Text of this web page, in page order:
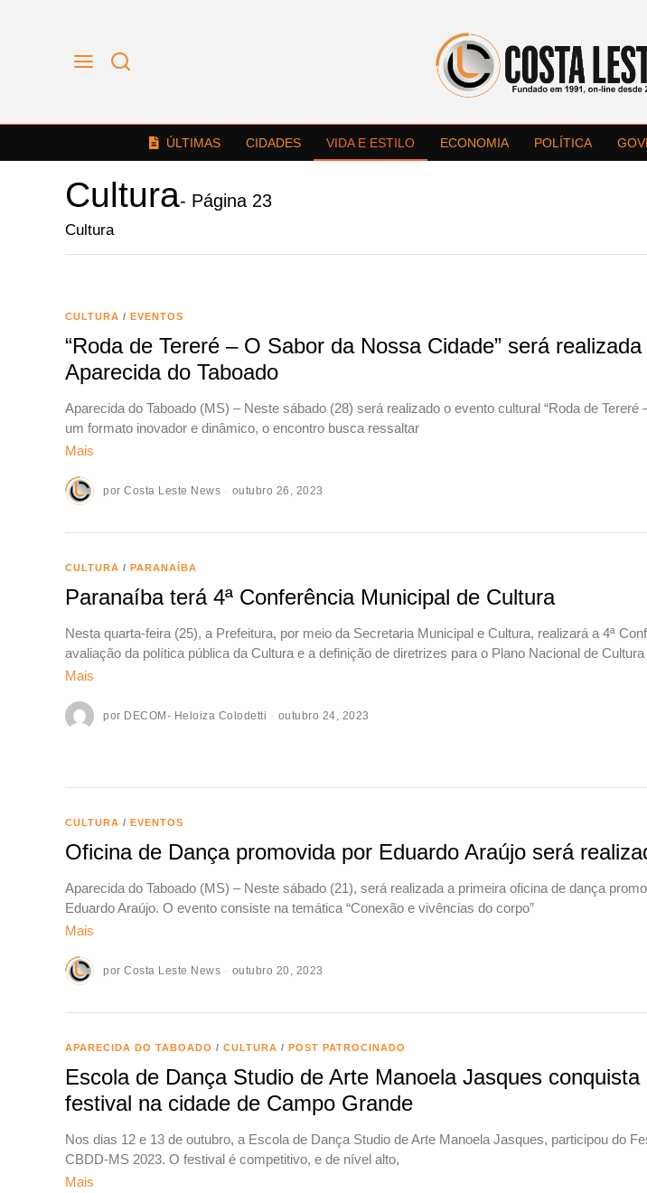
ÚLTIMAS CIDADES VIDA E ESTILO ECONOMIA POLÍTICA
Cultura- Página 23
Cultura
CULTURA / EVENTOS
“Roda de Tereré – O Sabor da Nossa Cidade” será
Aparecida do Taboado
Aparecida do Taboado (MS) – Neste sábado (28) será realizado o evento cultural “Roda de Tereré
um formato inovador e dinâmico, o encontro busca ressaltar
Mais
por Costa Leste News outubro 26, 2023
CULTURA / PARANAÍBA
Paranaíba terá 4ª Conferência Municipal de Cultura
Nesta quarta-feira (25), a Prefeitura, por meio da Secretaria Municipal e Cultura, realizará a 4ª
avaliação da política pública da Cultura e a definição de diretrizes para o Plano Nacional de Cultura
Mais
por DECOM- Heloiza Colodetti outubro 24, 2023
CULTURA / EVENTOS
Oficina de Dança promovida por Eduardo Araújo será
Aparecida do Taboado (MS) – Neste sábado (21), será realizada a primeira oficina de dança
Eduardo Araújo. O evento consiste na temática “Conexão e vivências do corpo”
Mais
por Costa Leste News outubro 20, 2023
APARECIDA DO TABOADO / CULTURA / POST PATROCINADO
Escola de Dança Studio de Arte Manoela Jasques
festival na cidade de Campo Grande
Nos dias 12 e 13 de outubro, a Escola de Dança Studio de Arte Manoela Jasques, participou do
CBDD-MS 2023. O festival é competitivo, e de nível alto,
Mais